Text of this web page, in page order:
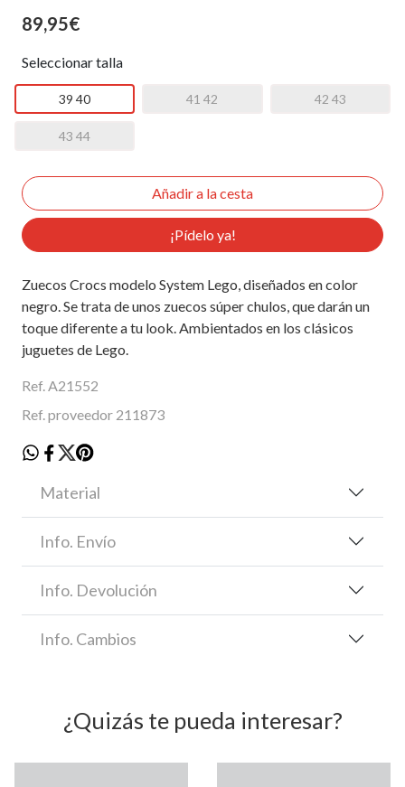
89,95€
Seleccionar talla
39 40 41 42 42 43
43 44
¡Pídelo ya!
Zuecos Crocs modelo System Lego, diseñados en color
negro. Se trata de unos zuecos súper chulos, que darán un
toque diferente a tu look. Ambientados en los clásicos
juguetes de Lego.
Ref. A21552
Ref. proveedor 211873
Material
Info. Envío
Info. Devolución
Info. Cambios
¿Quizás te pueda interesar?